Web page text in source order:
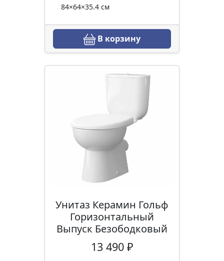
84×64×35.4 см
В корзину
Унитаз Керамин Гольф
Горизонтальный
Выпуск Безободковый
13 490 ₽